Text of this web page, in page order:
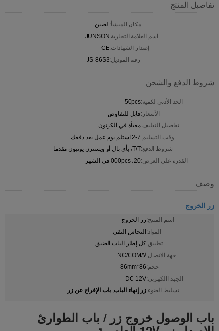
تفاصيل المنتج
مكان المنشأ:الصين
اسم العلامة التجارية:JUNSON
إصدار الشهادات:CE
رقم الموديل:JS-86S3
شروط الدفع والشحن
الحد الأدنى لكمية:50pcs
الأسعار:قابل للتفاوض
تفاصيل التغليف:معبأة في الكرتون
وقت التسليم:2-7 استلم يوم عمل بعد دفعك
شروط الدفع:T/T، بأي بال أو ويسترن يونيون مقدما
القدرة على العرض:20، 000pcs في الشهر
وصف
زر الخروج
اسم المنتج:زر الخروج
المواد:النحاس النقي
تطبيق:كل إطار الباب الضيق
جهة الاتصال:لا/NC/COM
حجم:86*86mm
الجهد االكهربى:DC 12V
تسليط الضوء:زر إنهاء الباب, باب الإفراج عن زر
باب الوصول خروج زر / باب الطوارئ